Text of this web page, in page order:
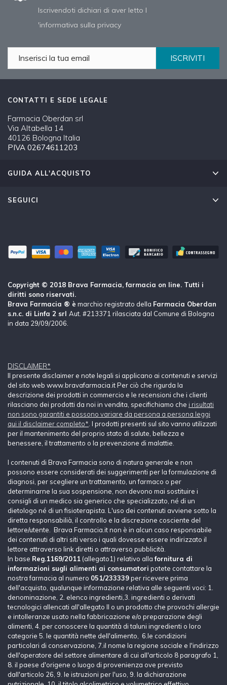
Iscrivendoti dichiari di aver letto l
'informativa sulla privacy
ISCRIVITI
CONTATTI E SEDE LEGALE
Farmacia Oberdan srl
Via Altabella 14
40126 Bologna Italia
PIVA 02674611203
GUIDA ALL'ACQUISTO
SEGUICI
Copyright © 2018 Brava Farmacia, farmacia on line. Tutti i
diritti sono riservati.
Brava Farmacia ® è marchio registrato della Farmacia Oberdan
s.n.c. di Linfa 2 srl Aut. #213371 rilasciata dal Comune di Bologna
in data 29/09/2006.
DISCLAIMER*
Il presente disclaimer e note legali si applicano ai contenuti e servizi
del sito web www.bravafarmacia.it Per ciò che rigurda la
descrizione dei prodotti in commercio e le recensioni che i clienti
rilasciano dei prodotti da noi in vendita, specifichiamo che i risultati
non sono garantiti e possono variare da persona a persona leggi
qui il disclaimer completo* . I prodotti presenti sul sito vanno utilizzati
per il mantenimento del proprio stato di salute, bellezza e
benessere, il trattamento o la prevenzione di malattie.
I contenuti di Brava Farmacia sono di natura generale e non
possono essere considerati dei suggerimenti per la formulazione di
diagnosi, per scegliere un trattamento, un farmaco o per
determinarne la sua sospensione, non devono mai sostituire i
consigli di un medico sia generico che specializzato, né di un
dietologo né di un fisioterapista. L'uso dei contenuti avviene sotto la
diretta responsabilià, il controllo e la discrezione cosciente del
lettore/utente. Brava Farmacia.it non è in alcun caso responsabile
dei contenuti di altri siti verso i quali dovesse essere indirizzato il
lettore attraverso link diretti o attraverso pubblicità.
In base Reg.1169/2011 (allegato1) relativo allafornitura di
informazioni sugli alimenti ai consumatori potete contattare la
nostra farmacia al numero 051/233339per ricevere prima
dell'acquisto, qualunque informazione relativa alle seguenti voci: 1.
denominazione, 2. elenco ingredienti,3. ingredienti o derivati
tecnologici allencati all'allegato II o un prodotto che provochi allergie
e intolleranze usato nella fabbricazione e/o preparazione degli
alimenti, 4. per conoscere la quantità di taluni ingredienti o loro
categorie 5. le quantità nette dell'alimento, 6.le condizioni
particolari di conservazione, 7.il nome la regione sociale e l'indirizzo
dell'operatore del settore alimentare di cui all'articolo 8 paragrafo 1,
8. il paese d'origene o luogo di provenienza ove previsto
dall'articolo 26, 9. le istruzioni per l'uso, 9. la dichiarazione